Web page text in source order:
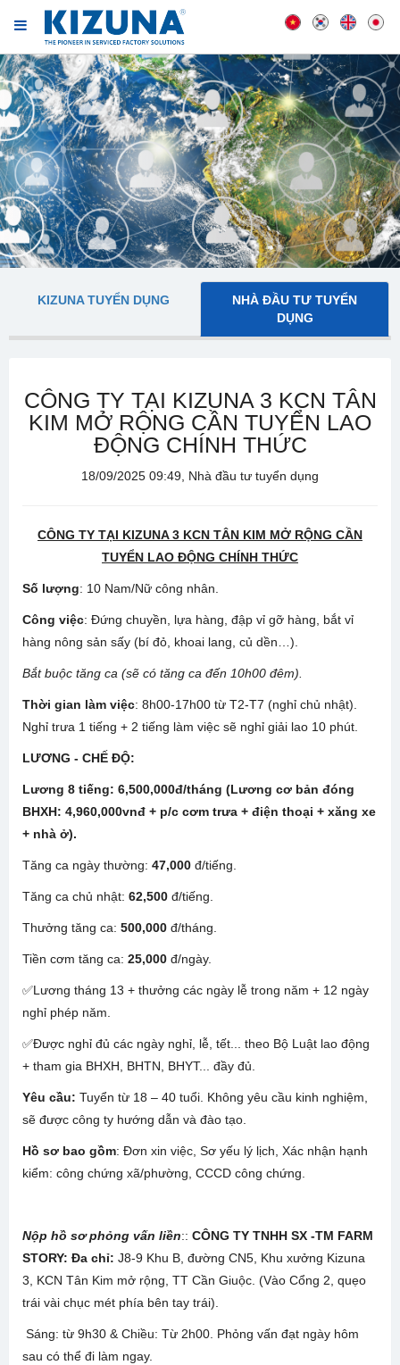
KIZUNA TUYỂN DỤNG
NHÀ ĐẦU TƯ TUYỂN
DỤNG
CÔNG TY TẠI KIZUNA 3 KCN TÂN
KIM MỞ RỘNG CẦN TUYỂN LAO
ĐỘNG CHÍNH THỨC
18/09/2025 09:49, Nhà đầu tư tuyển dụng
CÔNG TY TẠI KIZUNA 3 KCN TÂN KIM MỞ RỘNG CẦN
TUYỂN LAO ĐỘNG CHÍNH THỨC
Số lượng: 10 Nam/Nữ công nhân.
Công việc: Đứng chuyền, lựa hàng, đập vỉ gỡ hàng, bắt vỉ
hàng nông sản sấy (bí đỏ, khoai lang, củ dền…).
Bắt buộc tăng ca (sẽ có tăng ca đến 10h00 đêm).
Thời gian làm việc: 8h00-17h00 từ T2-T7 (nghỉ chủ nhật).
Nghỉ trưa 1 tiếng + 2 tiếng làm việc sẽ nghỉ giải lao 10 phút.
LƯƠNG - CHẾ ĐỘ:
Lương 8 tiếng: 6,500,000đ/tháng (Lương cơ bản đóng
BHXH: 4,960,000vnđ + p/c cơm trưa + điện thoại + xăng xe
+ nhà ở).
Tăng ca ngày thường: 47,000 đ/tiếng.
Tăng ca chủ nhật: 62,500 đ/tiếng.
Thưởng tăng ca: 500,000 đ/tháng.
Tiền cơm tăng ca: 25,000 đ/ngày.
✅Lương tháng 13 + thưởng các ngày lễ trong năm + 12 ngày
nghỉ phép năm.
✅Được nghỉ đủ các ngày nghỉ, lễ, tết... theo Bộ Luật lao động
+ tham gia BHXH, BHTN, BHYT... đầy đủ.
Yêu cầu: Tuyển từ 18 – 40 tuổi. Không yêu cầu kinh nghiệm,
sẽ được công ty hướng dẫn và đào tạo.
Hồ sơ bao gồm: Đơn xin việc, Sơ yếu lý lịch, Xác nhận hạnh
kiểm: công chứng xã/phường, CCCD công chứng.
Nộp hồ sơ phỏng vấn liền:: CÔNG TY TNHH SX -TM FARM
STORY: Đa chỉ: J8-9 Khu B, đường CN5, Khu xưởng Kizuna
3, KCN Tân Kim mở rộng, TT Cần Giuộc. (Vào Cổng 2, quẹo
trái vài chục mét phía bên tay trái).
Sáng: từ 9h30 & Chiều: Từ 2h00. Phỏng vấn đạt ngày hôm
sau có thể đi làm ngay.